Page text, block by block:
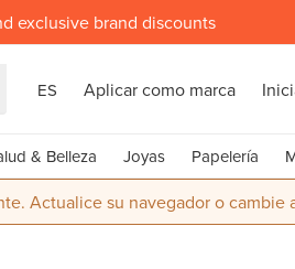
exclusive brand discounts
ES Aplicar como marca
& Belleza Joyas Papelería
Actualice su navegador o cambie